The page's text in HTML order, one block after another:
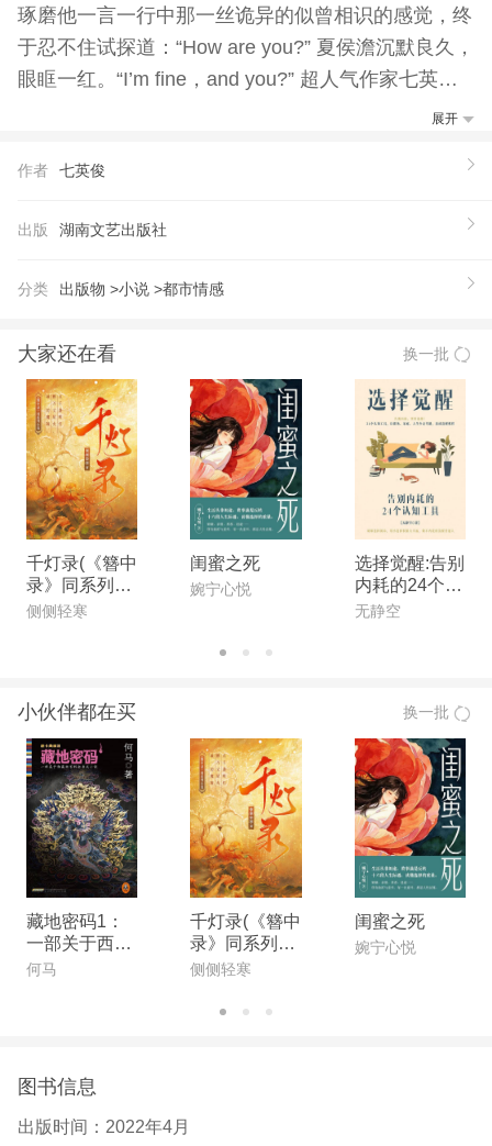
琢磨他一言一行中那一丝诡异的似曾相识的感觉，终
于忍不住试探道：“How are you?” 夏侯澹沉默良久，
眼眶一红。“I’m fine，and you?” 超人气作家七英俊
脑洞力作！ 脑洞奇诡的反套路宫廷文，反转到后一
展开
作者 七英俊
出版 湖南文艺出版社
分类 出版物 >小说 >都市情感
大家还在看 换一批
千灯录(《簪中
录》同系列小
说)
侧侧轻寒
闺蜜之死
婉宁心悦
选择觉醒:告别
内耗的24个工
具
无静空
小伙伴都在买 换一批
藏地密码1：
一部关于西藏
的百科全书
何马
千灯录(《簪中
录》同系列小
说)
侧侧轻寒
闺蜜之死
婉宁心悦
图书信息
出版时间： 2022年4月